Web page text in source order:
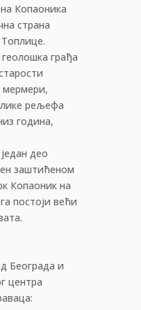
Копаоника
страна
грађа
мермери,
рељефа
година,
део
заштићеном
Копаоник на
постоји већи
Београда и
центра